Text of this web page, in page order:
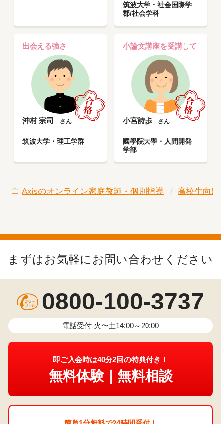
筑波大学・社会国際学
郡/社会学科
出会える強さ
沖村 宗司 さん
筑波大学・理工学群
小論文講座を受講して
小宮詩歩 さん
國學院大學・人間開発
学部
Axisのオンライン家庭教師・個別指導 高校生向け
まずはお気軽にお問い合わせください
0800-100-3737
電話受付 火〜土14:00～20:00
即ご入会時は40分2回の特典付き！
無料体験｜無料相談